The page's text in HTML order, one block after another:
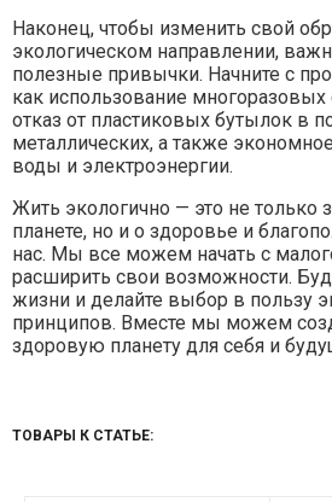
Наконец, чтобы изменить свой
экологическом направлении,
полезные привычки. Начните с
как использование
отказ от пластиковых бутылок в
металлических, а также
воды и электроэнергии.
Жить экологично — это не только
планете, но и о здоровье и
нас. Мы все можем начать с
расширить свои возможности.
жизни и делайте выбор в пользу
принципов. Вместе мы можем
здоровую планету для себя и
ТОВАРЫ К СТАТЬЕ: